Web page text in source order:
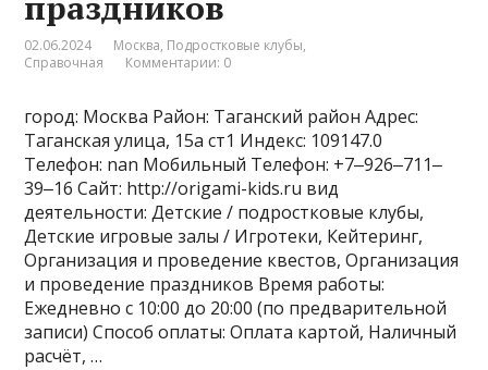
02.06.2024 Москва, Подростковые клубы,
Справочная
Комментарии: 0
город: Москва Район: Таганский район Адрес:
Таганская улица, 15а ст1 Индекс: 109147.0
Телефон: nan Мобильный Телефон: +7‒926‒711‒
39‒16 Сайт: http://origami-kids.ru вид
деятельности: Детские / подростковые клубы,
Детские игровые залы / Игротеки, Кейтеринг,
Организация и проведение квестов, Организация
и проведение праздников Время работы:
Ежедневно с 10:00 до 20:00 (по предварительной
записи) Способ оплаты: Оплата картой, Наличный
расчёт, …